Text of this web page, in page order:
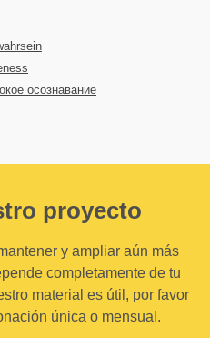
осознавание
proyecto
y ampliar aún más
completamente de tu
material es útil, por favor
única o mensual.